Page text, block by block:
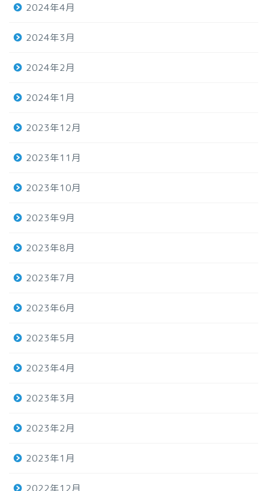
2024年4月
2024年3月
2024年2月
2024年1月
2023年12月
2023年11月
2023年10月
2023年9月
2023年8月
2023年7月
2023年6月
2023年5月
2023年4月
2023年3月
2023年2月
2023年1月
2022年12月